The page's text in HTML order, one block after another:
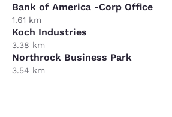
Bank of America -Corp Office
1.61 km
Koch Industries
3.38 km
Northrock Business Park
3.54 km